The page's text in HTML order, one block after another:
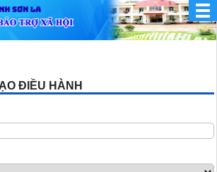
ĐIỀU HÀNH